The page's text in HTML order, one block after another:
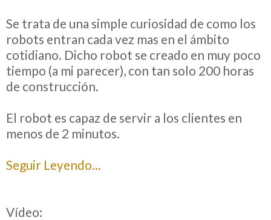
Se trata de una simple curiosidad de como los
robots entran cada vez mas en el ámbito
cotidiano. Dicho robot se creado en muy poco
tiempo (a mi parecer), con tan solo 200 horas
de construcción.
El robot es capaz de servir a los clientes en
menos de 2 minutos.
Seguir Leyendo...
Vídeo: